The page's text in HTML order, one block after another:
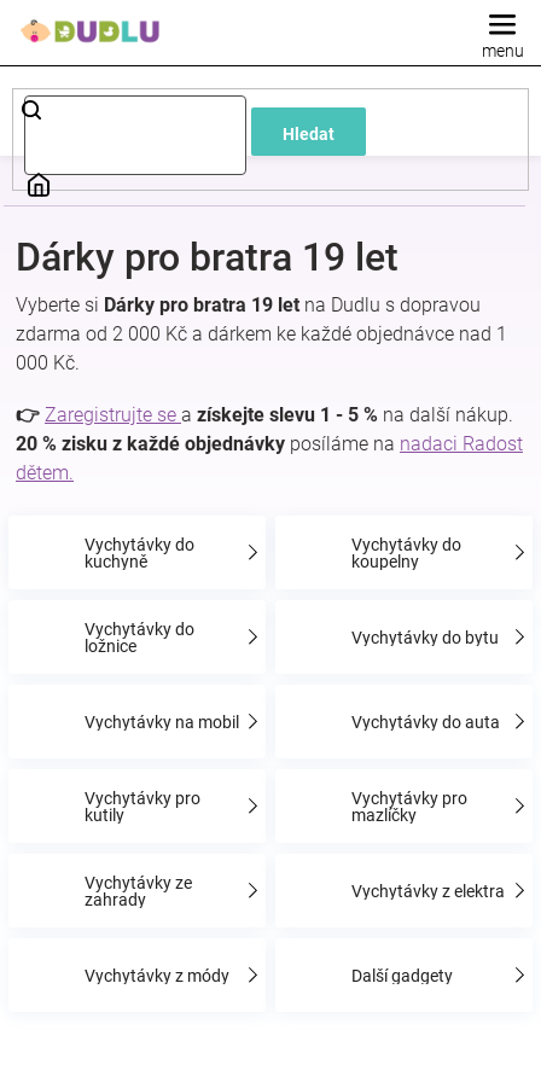
Hledat
Dětské
a
Pokojíček
a
kojenecká
oblečení
Dárky pro bratra 19 let
Vyberte si Dárky pro bratra 19 let na Dudlu s dopravou
zdarma od 2 000 Kč a dárkem ke každé objednávce nad 1
000 Kč.
👉 Zaregistrujte se a získejte slevu 1 - 5 % na další nákup.
20 % zisku z každé objednávky posíláme na nadaci Radost
dětem.
Vychytávky do
kuchyně
Vychytávky do
koupelny
Vychytávky do
ložnice
Vychytávky do bytu
Vychytávky na mobil Vychytávky do auta
Vychytávky pro
kutily
Vychytávky pro
mazlíčky
Vychytávky ze
zahrady
Vychytávky z elektra
Vychytávky z módy Další gadgety